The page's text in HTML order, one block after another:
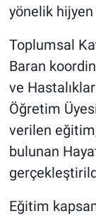
yönelik
Toplumsal
Baran
ve
Öğretim
verilen
bulunan
Eğitim